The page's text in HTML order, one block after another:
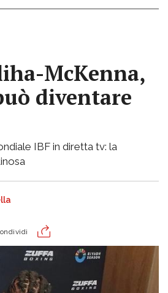
McKenna,
diventare
IBF in diretta tv: la